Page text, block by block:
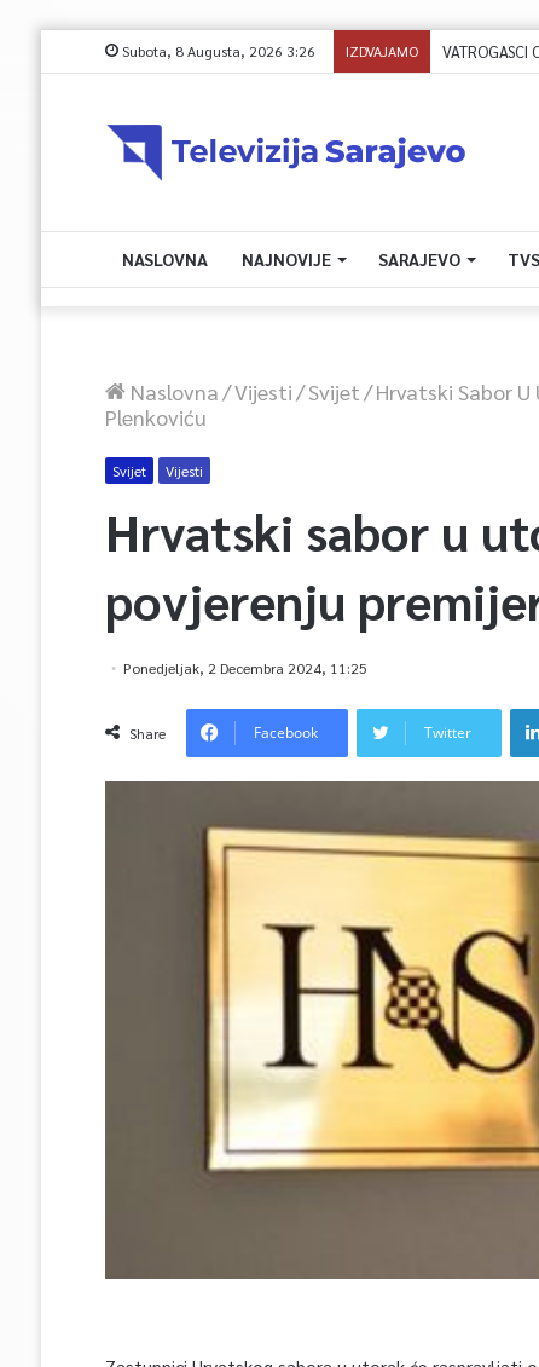
Subota, 8 Augusta, 2026 3:26 IZDVAJAMO VATROGASCI
NASLOVNA NAJNOVIJE SARAJEVO
Naslovna/Vijesti/Svijet/Hrvatski Sabor
Plenkoviću
Svijet Vijesti
Hrvatski sabor u
povjerenju
Ponedjeljak, 2 Decembra 2024, 11:25
Share Facebook Twitter